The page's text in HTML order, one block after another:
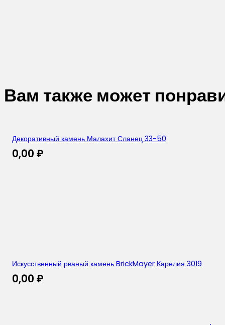
Вам также может
Декоративный камень Малахит Сланец 33-50
0,00 ₽
Искусственный рваный камень BrickMayer Карелия 3019
0,00 ₽